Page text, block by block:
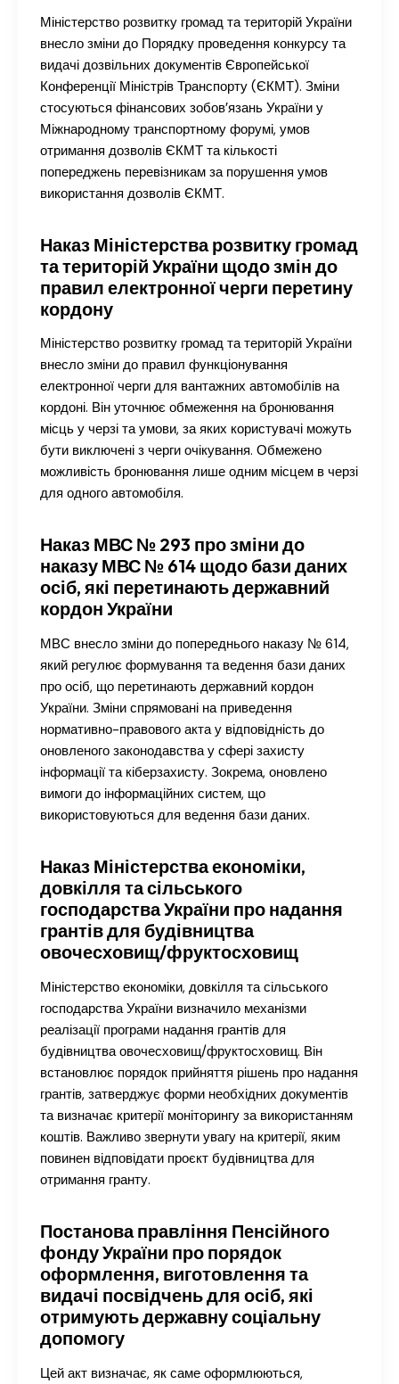
Міністерство розвитку громад та територій України
внесло зміни до Порядку проведення конкурсу та
видачі дозвільних документів Європейської
Конференції Міністрів Транспорту (ЄКМТ). Зміни
стосуються фінансових зобов’язань України у
Міжнародному транспортному форумі, умов
отримання дозволів ЄКМТ та кількості
попереджень перевізникам за порушення умов
використання дозволів ЄКМТ.
Наказ Міністерства розвитку громад
та територій України щодо змін до
правил електронної черги перетину
кордону
Міністерство розвитку громад та територій України
внесло зміни до правил функціонування
електронної черги для вантажних автомобілів на
кордоні. Він уточнює обмеження на бронювання
місць у черзі та умови, за яких користувачі можуть
бути виключені з черги очікування. Обмежено
можливість бронювання лише одним місцем в черзі
для одного автомобіля.
Наказ МВС № 293 про зміни до
наказу МВС № 614 щодо бази даних
осіб, які перетинають державний
кордон України
МВС внесло зміни до попереднього наказу № 614,
який регулює формування та ведення бази даних
про осіб, що перетинають державний кордон
України. Зміни спрямовані на приведення
нормативно-правового акта у відповідність до
оновленого законодавства у сфері захисту
інформації та кіберзахисту. Зокрема, оновлено
вимоги до інформаційних систем, що
використовуються для ведення бази даних.
Наказ Міністерства економіки,
довкілля та сільського
господарства України про надання
грантів для будівництва
овочесховищ/фруктосховищ
Міністерство економіки, довкілля та сільського
господарства України визначило механізми
реалізації програми надання грантів для
будівництва овочесховищ/фруктосховищ. Він
встановлює порядок прийняття рішень про надання
грантів, затверджує форми необхідних документів
та визначає критерії моніторингу за використанням
коштів. Важливо звернути увагу на критерії, яким
повинен відповідати проєкт будівництва для
отримання гранту.
Постанова правління Пенсійного
фонду України про порядок
оформлення, виготовлення та
видачі посвідчень для осіб, які
отримують державну соціальну
допомогу
Цей акт визначає, як саме оформлюються,